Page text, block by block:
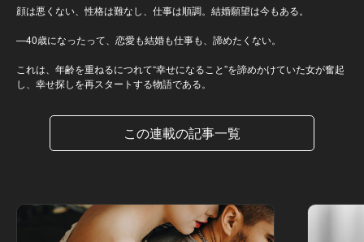
顔は悪くない、性格は難なし、仕事は順調。結婚願望は今もある。
—40歳になったって、恋愛も結婚も仕事も、諦めたくない。
これは、年齢を重ねるにつれて“幸せになること”を諦めかけていた女が奮起
し、幸せ探しを再スタートする物語である。
この連載の記事一覧